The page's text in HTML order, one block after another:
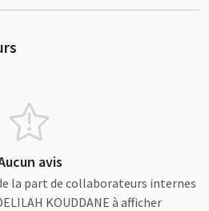
avis
la part de collaborateurs internes
KOUDDANE à afficher